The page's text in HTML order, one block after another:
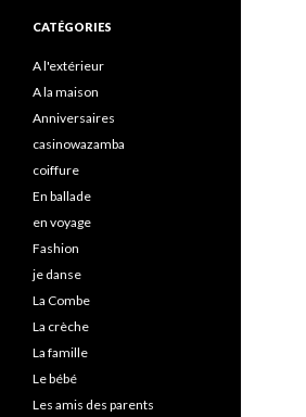
CATÉGORIES
A l'extérieur
A la maison
Anniversaires
casinowazamba
coiffure
En ballade
en voyage
Fashion
je danse
La Combe
La crèche
La famille
Le bébé
Les amis des parents